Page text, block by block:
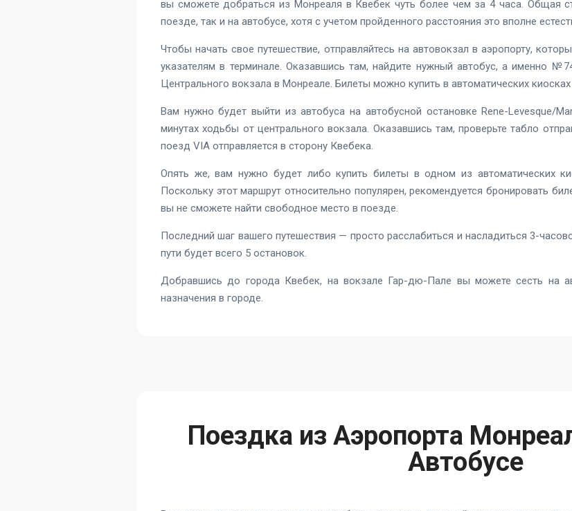
вы сможете добраться из Монреаля в Квебек чуть более чем за 4 часа. Общая
поезде, так и на автобусе, хотя с учетом пройденного расстояния это вполне
Чтобы начать свое путешествие, отправляйтесь на автовокзал в аэропорту,
указателям в терминале. Оказавшись там, найдите нужный автобус, а именно
Центрального вокзала в Монреале. Билеты можно купить в автоматических
Вам нужно будет выйти из автобуса на автобусной остановке Rene-Levesque/
минутах ходьбы от центрального вокзала. Оказавшись там, проверьте табло
поезд VIA отправляется в сторону Квебека.
Опять же, вам нужно будет либо купить билеты в одном из автоматических
Поскольку этот маршрут относительно популярен, рекомендуется бронировать
вы не сможете найти свободное место в поезде.
Последний шаг вашего путешествия — просто расслабиться и насладиться 3-
пути будет всего 5 остановок.
Добравшись до города Квебек, на вокзале Гар-дю-Пале вы можете сесть на
назначения в городе.
Поездка из Аэропорта
Автобусе